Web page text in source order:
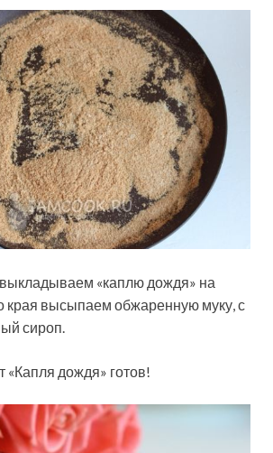
«каплю дождя» на
края высыпаем обжаренную муку, с
сироп.
«Капля дождя» готов!